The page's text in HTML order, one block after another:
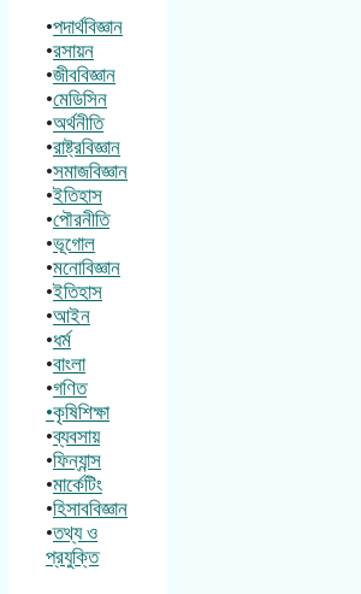
•পদার্থবিজ্ঞান
•রসায়ন
•জীববিজ্ঞান
•মেডিসিন
•অর্থনীতি
•রাষ্ট্রবিজ্ঞান
•সমাজবিজ্ঞান
•ইতিহাস
•পৌরনীতি
•ভূগোল
•মনোবিজ্ঞান
•ইতিহাস
•আইন
•ধর্ম
•বাংলা
•গণিত
•কৃষিশিক্ষা
•ব্যবসায়
•ফিন্যান্স
•মার্কেটিং
•হিসাববিজ্ঞান
•তথ্য ও
প্রযুক্তি